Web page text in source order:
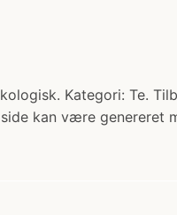
Kategori: Te.
kan være genereret